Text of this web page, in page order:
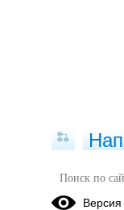
Прием в 1